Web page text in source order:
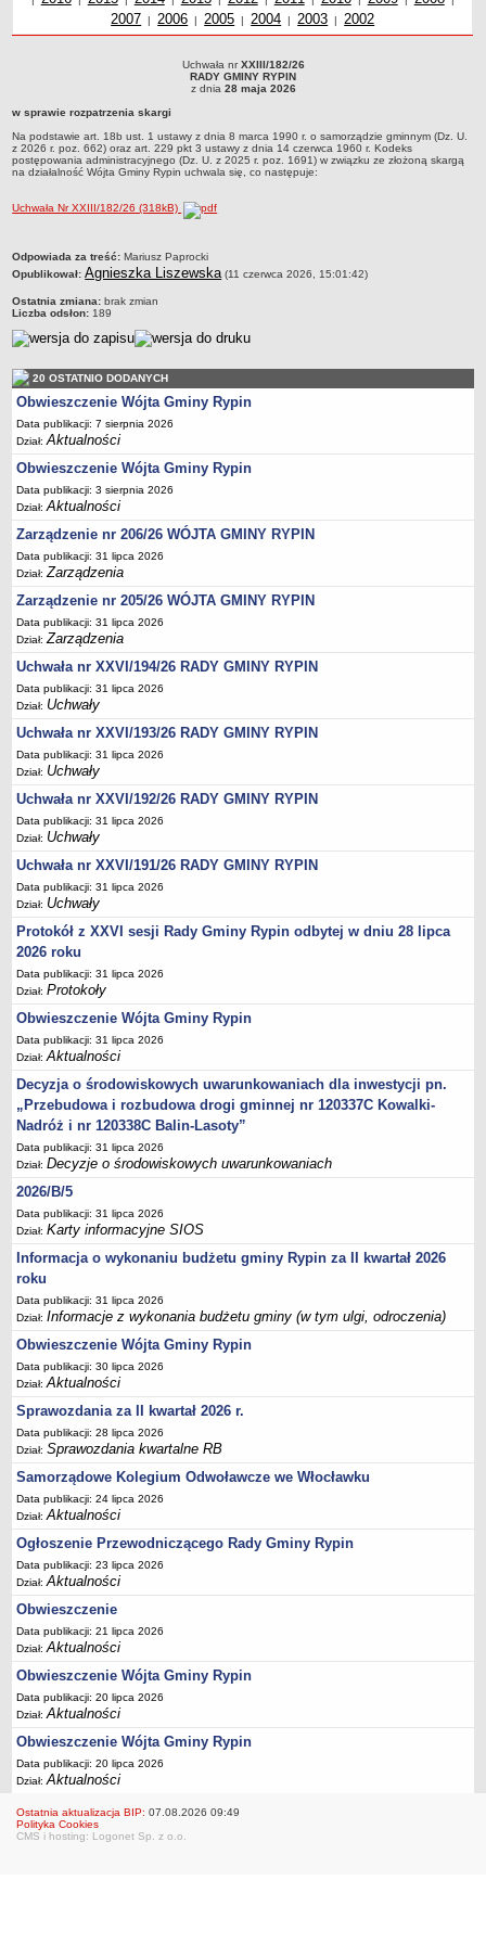
Dane statystyczne
Związki i stowarzyszenia
Realizacja zadań publicznych
Rejestr zbiorów danych osobowych
Rejestr instytucji kultury
AKTUALNOŚCI I OGŁOSZENIA
Dane teleadresowe
Czas pracy urzędu
Nr konta bankowego, NIP, REGON
Pracownicy urzędu - urząd gminy
Pracownicy urzędu - baza magazynowo - warsztatowa
Kompetencje referatów
Regulamin organizacyjny
Regulamin naboru na wolne stanowiska urzędnicze
Ogłoszenia o naborze na wolne stanowiska urzędnicze
Lista kandydatów spełniających wymagania formalne w naborach na
wolne stanowiska urzędnicze
Wyniki naboru na wolne stanowiska urzędnicze
Petycje
Sygnaliści
Raporty o stanie dostępności
Wnioski
WŁADZE I STRUKTURA
Struktura organizacyjna
Wójt
Urząd gminy
Jednostki organizacyjne, GOPS, Instytucja kultury, OSP
Jednostki pomocnicze - sołectwa
Plan pracy komisji rewizyjnej
Sesje Rady Gminy Rypin
PRAWO LOKALNE
Statut
Strategia rozwoju
Uchwały
Projekty uchwał
Protokoły
Imienne wykazy głosowań radnych
Postać dokumentów
Akty Prawne, Dzienniki Ustaw, Monitory Polskie
Prawo miejscowe
Zarządzenia
Studium uwarunkowań i kierunków zagospodarowania
przestrzennego
Dane przestrzenne - MPZP
Stałe obwody głosowania, numery, granice oraz siedziby
obwodowych komisji wyborczych, opis granic okręgów wyborczych
Plan ogólny gminy Rypin
FINANSE GMINY
Budżet
Zmiany budżetu
Wieloletnia Prognoza Finansowa
Majątek gminy
Majątek jednostek organizacyjnych
Dług publiczny
Realizacja inwestycji
Sprawozdania z wykonania budżetu
Sprawozdania kwartalne RB
Sprawozdania finansowe
Informacje z wykonania budżetu gminy (w tym ulgi, odroczenia)
SPRAWY DO ZAŁATWIENIA
BUDOWA PRZYDOMOWYCH OCZYSZCZALNI ŚCIEKÓW -
2007 | Uchwały z roku
2006 | Uchwały z roku
2005 | Uchwały z roku
2004 | Uchwały z roku
2003 | Uchwały z roku
2002
Uchwała nr XXIII/182/26RADY GMINY RYPINz dnia 28 maja 2026w sprawie
rozpatrzenia skargiNa podstawie art. 18b ust. 1 ustawy z dnia 8 marca 1990 r. o
14 czerwca 1960 r. Kodeks postępowania administracyjnego (Dz. U. z 2025 r. poz.
co następuje:
Uchwała nrXXIII/182/26
RADY GMINY RYPIN
z dnia 28 maja 2026
w sprawie rozpatrzenia skargi
Na podstawie art. 18b ust. 1 ustawy z dnia 8 marca 1990 r. o samorządzie gminnym (Dz. U.
z 2026 r. poz. 662) oraz art. 229 pkt 3 ustawy z dnia 14 czerwca 1960 r. Kodeks
postępowania administracyjnego (Dz. U. z 2025 r. poz. 1691) w związku ze złożoną skargą
na działalność Wójta Gminy Rypin uchwala się, co następuje:
Uchwała Nr XXIII/182/26 (318kB)
metryczka
Odpowiada za treść: Mariusz Paprocki
Opublikował: Agnieszka Liszewska (11 czerwca 2026, 15:01:42)
Ostatnia zmiana: brak zmian
Liczba odsłon: 189
20 OSTATNIO DODANYCH
Obwieszczenie Wójta Gminy Rypin
Data publikacji: 7 sierpnia 2026
Dział:Aktualności
Obwieszczenie Wójta Gminy Rypin
Data publikacji: 3 sierpnia 2026
Dział:Aktualności
Zarządzenie nr 206/26 WÓJTA GMINY RYPIN
Data publikacji: 31 lipca 2026
Dział:Zarządzenia
Zarządzenie nr 205/26 WÓJTA GMINY RYPIN
Data publikacji: 31 lipca 2026
Dział:Zarządzenia
Uchwała nr XXVI/194/26 RADY GMINY RYPIN
Data publikacji: 31 lipca 2026
Dział: Uchwały
Uchwała nr XXVI/193/26 RADY GMINY RYPIN
Data publikacji: 31 lipca 2026
Dział: Uchwały
Uchwała nr XXVI/192/26 RADY GMINY RYPIN
Data publikacji: 31 lipca 2026
Dział: Uchwały
Uchwała nr XXVI/191/26 RADY GMINY RYPIN
Data publikacji: 31 lipca 2026
Dział: Uchwały
Protokół z XXVI sesji Rady Gminy Rypin odbytej w dniu 28 lipca
2026 roku
Data publikacji: 31 lipca 2026
Dział:Protokoły
Obwieszczenie Wójta Gminy Rypin
Data publikacji: 31 lipca 2026
Dział:Aktualności
Decyzja o środowiskowych uwarunkowaniach dla inwestycji pn.
„Przebudowa i rozbudowa drogi gminnej nr 120337C Kowalki-
Nadróż i nr 120338C Balin-Lasoty”
Data publikacji: 31 lipca 2026
Dział:Decyzje o środowiskowych uwarunkowaniach
2026/B/5
Data publikacji: 31 lipca 2026
Dział:Karty informacyjne SIOS
Informacja o wykonaniu budżetu gminy Rypin za II kwartał 2026
roku
Data publikacji: 31 lipca 2026
Dział:Informacje z wykonania budżetu gminy (w tym ulgi, odroczenia)
Obwieszczenie Wójta Gminy Rypin
Data publikacji: 30 lipca 2026
Dział:Aktualności
Sprawozdania za II kwartał 2026 r.
Data publikacji: 28 lipca 2026
Dział:Sprawozdania kwartalne RB
Samorządowe Kolegium Odwoławcze we Włocławku
Data publikacji: 24 lipca 2026
Dział:Aktualności
Ogłoszenie Przewodniczącego Rady Gminy Rypin
Data publikacji: 23 lipca 2026
Dział:Aktualności
Obwieszczenie
Data publikacji: 21 lipca 2026
Dział:Aktualności
Obwieszczenie Wójta Gminy Rypin
Data publikacji: 20 lipca 2026
Dział:Aktualności
Obwieszczenie Wójta Gminy Rypin
Data publikacji: 20 lipca 2026
Dział:Aktualności
Ostatnia aktualizacja BIP: 07.08.2026 09:49
Polityka Cookies
CMS i hosting: Logonet Sp. z o.o.